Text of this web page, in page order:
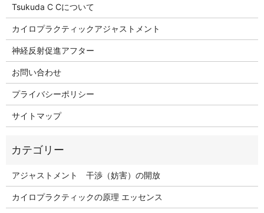
Tsukuda C Cについて
カイロプラクティックアジャストメント
神経反射促進アフター
お問い合わせ
プライバシーポリシー
サイトマップ
アジャストメント 干渉（妨害）の開放
カイロプラクティックの原理 エッセンス